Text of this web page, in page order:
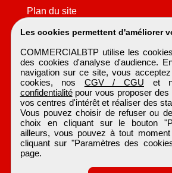
Les cookies permettent d'améliorer
COMMERCIALBTP utilise les
des cookies d'analyse d'audience.
navigation sur ce site, vous
cookies, nos CGV / CGU et
confidentialitépour vous proposer des
vos centres d'intérêt et réaliser des
Vous pouvez choisir de refuser ou
choix en cliquant sur le bouton
ailleurs, vous pouvez à tout
cliquant sur "Paramètres des
page.
Plan du site